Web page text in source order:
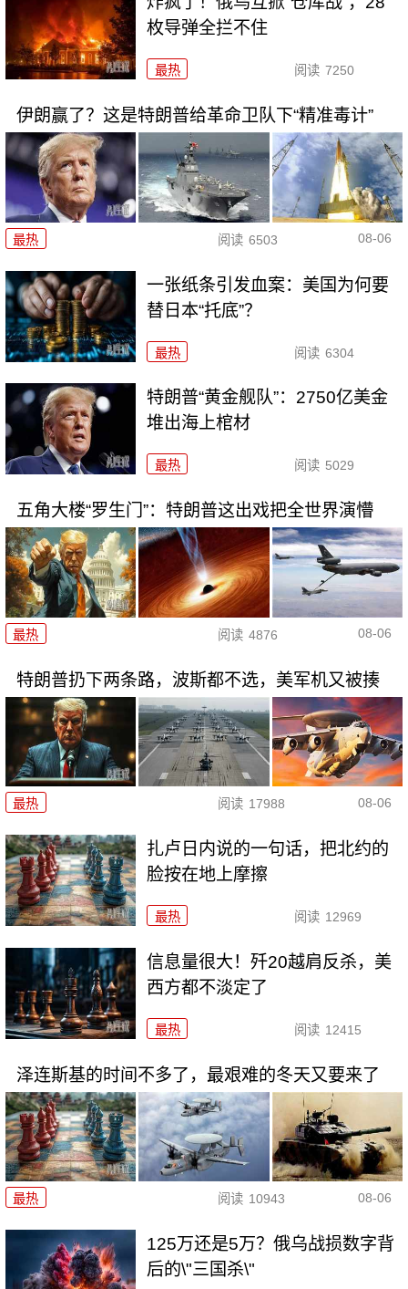
枚导弹全拦不住
最热 阅读 7250
伊朗赢了？这是特朗普给革命卫队下“精准毒计”
最热 阅读 6503 08-06
一张纸条引发血案：美国为何要
替日本“托底”？
最热 阅读 6304
特朗普“黄金舰队”：2750亿美金
堆出海上棺材
最热 阅读 5029
五角大楼“罗生门”：特朗普这出戏把全世界演懵
最热 阅读 4876 08-06
特朗普扔下两条路，波斯都不选，美军机又被揍
最热 阅读 17988 08-06
扎卢日内说的一句话，把北约的
脸按在地上摩擦
最热 阅读 12969
信息量很大！歼20越肩反杀，美
西方都不淡定了
最热 阅读 12415
泽连斯基的时间不多了，最艰难的冬天又要来了
最热 阅读 10943 08-06
125万还是5万？俄乌战损数字背
后的\"三国杀\"